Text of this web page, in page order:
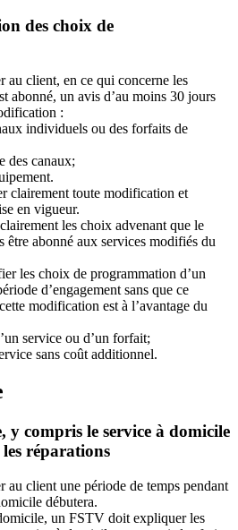
des choix de
client, en ce qui concerne les
abonné, un avis d’au moins 30 jours
:
individuels ou des forfaits de
des canaux;
clairement toute modification et
en vigueur.
les choix advenant que le
être abonné aux services modifiés du
les choix de programmation d’un
d’engagement sans que ce
modification est à l’avantage du
service ou d’un forfait;
sans coût additionnel.
y compris le service à domicile
réparations
client une période de temps pendant
débutera.
un FSTV doit expliquer les